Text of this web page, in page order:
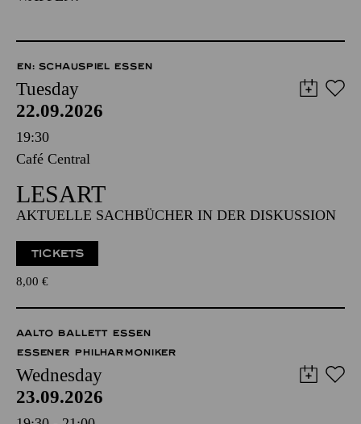
EN: SCHAUSPIEL ESSEN
Tuesday
22.09.2026
19:30
Café Central
LESART
AKTUELLE SACHBÜCHER IN DER DISKUSSION
TICKETS
8,00 €
AALTO BALLETT ESSEN
ESSENER PHILHARMONIKER
Wednesday
23.09.2026